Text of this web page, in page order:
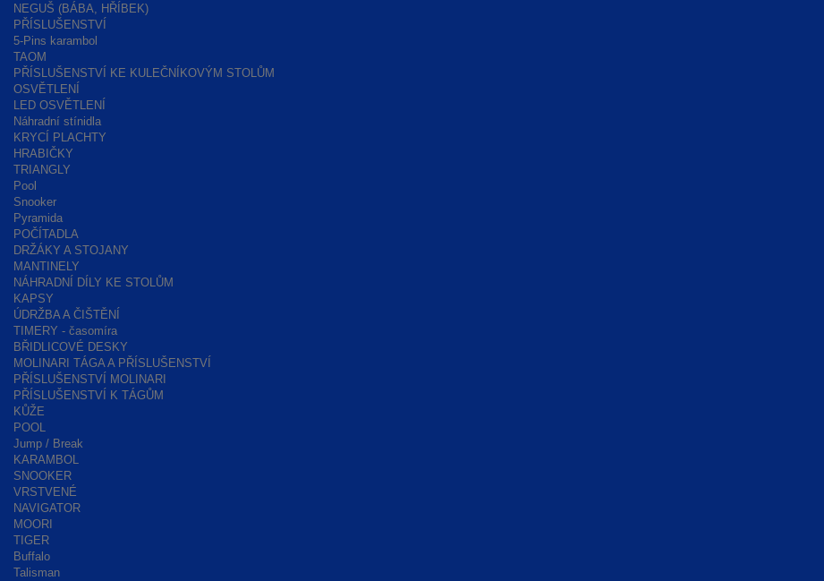
NEGUŠ (BÁBA, HŘÍBEK)
PŘÍSLUŠENSTVÍ
5-Pins karambol
TAOM
PŘÍSLUŠENSTVÍ KE KULEČNÍKOVÝM STOLŮM
OSVĚTLENÍ
LED OSVĚTLENÍ
Náhradní stínidla
KRYCÍ PLACHTY
HRABIČKY
TRIANGLY
Pool
Snooker
Pyramida
POČÍTADLA
DRŽÁKY A STOJANY
MANTINELY
NÁHRADNÍ DÍLY KE STOLŮM
KAPSY
ÚDRŽBA A ČIŠTĚNÍ
TIMERY - časomíra
BŘIDLICOVÉ DESKY
MOLINARI TÁGA A PŘÍSLUŠENSTVÍ
PŘÍSLUŠENSTVÍ MOLINARI
PŘÍSLUŠENSTVÍ K TÁGŮM
KŮŽE
POOL
Jump / Break
KARAMBOL
SNOOKER
VRSTVENÉ
NAVIGATOR
MOORI
TIGER
Buffalo
Talisman